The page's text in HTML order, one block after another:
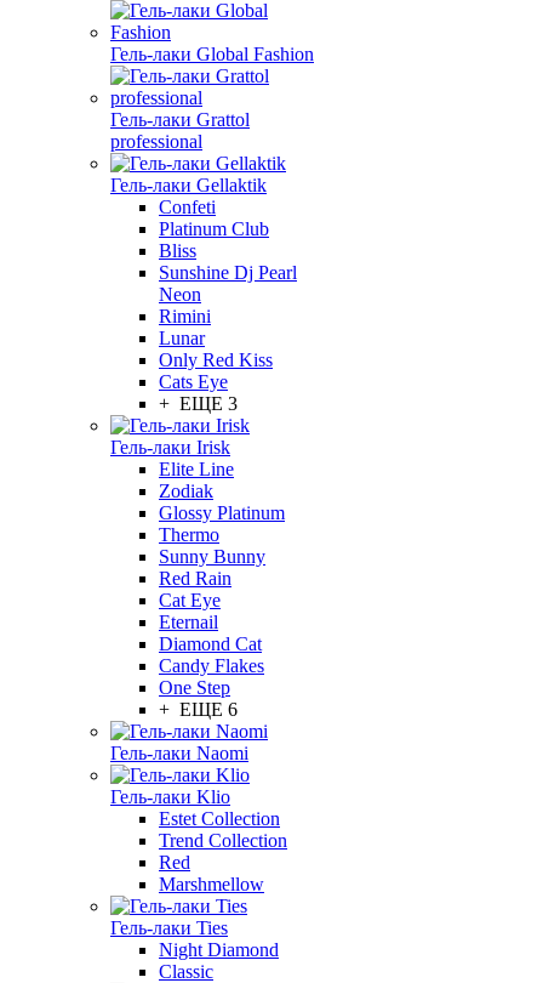
Гель-лаки Global Fashion
Гель-лаки Grattol
professional
Гель-лаки Gellaktik
Confeti
Platinum Club
Bliss
Sunshine Dj Pearl
Neon
Rimini
Lunar
Only Red Kiss
Cats Eye
+ ЕЩЕ 3
Гель-лаки Irisk
Elite Line
Zodiak
Glossy Platinum
Thermo
Sunny Bunny
Red Rain
Cat Eye
Eternail
Diamond Cat
Candy Flakes
One Step
+ ЕЩЕ 6
Гель-лаки Naomi
Гель-лаки Klio
Estet Collection
Trend Collection
Red
Marshmellow
Гель-лаки Ties
Night Diamond
Classic